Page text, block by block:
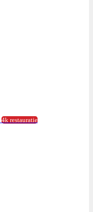
4k restauratie